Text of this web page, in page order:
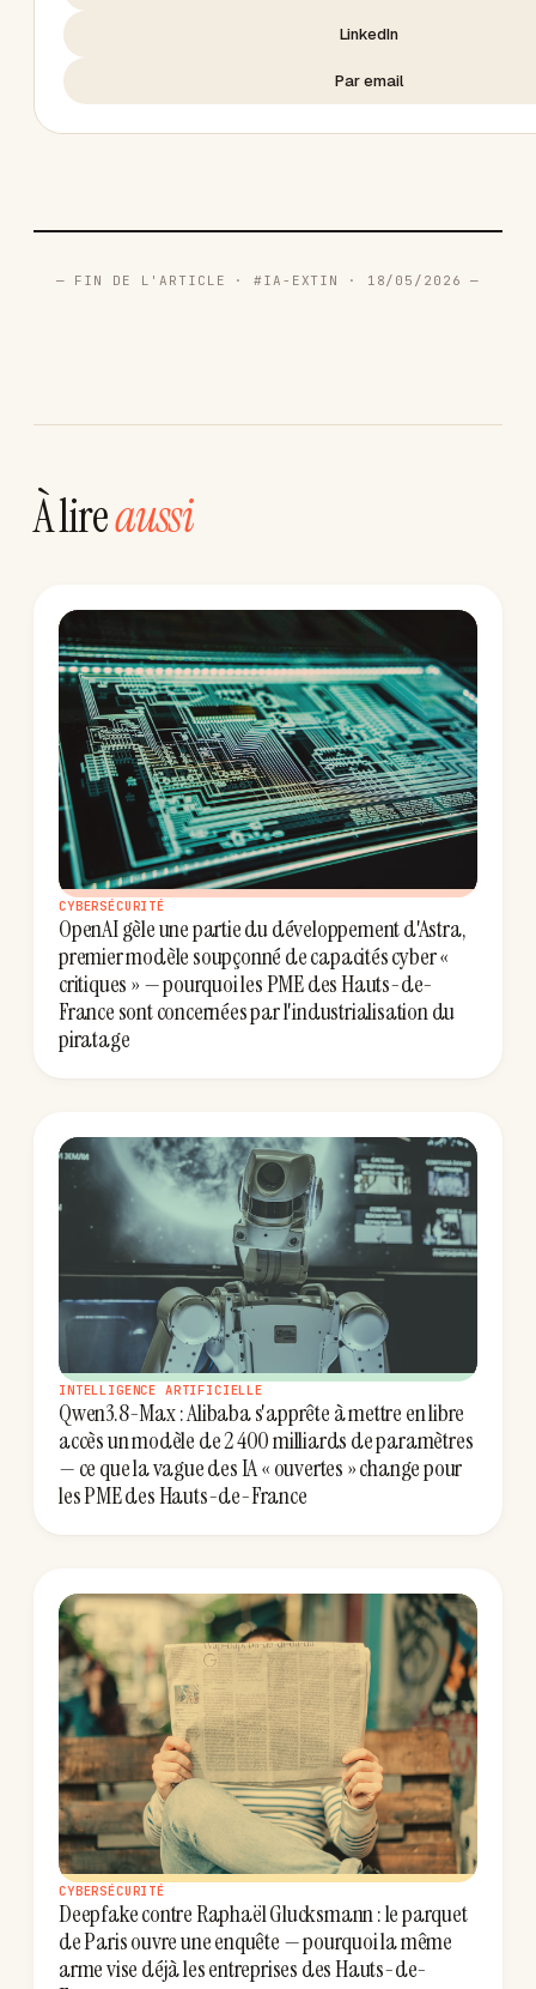
LinkedIn
Par email
— FIN DE L'ARTICLE · #IA-EXTIN · 18/05/2026 —
À lireaussi
CYBERSÉCURITÉ
OpenAI gèle une partie du développement d'Astra,
premier modèle soupçonné de capacités cyber «
critiques » — pourquoi les PME des Hauts-de-
France sont concernées par l'industrialisation du
piratage
INTELLIGENCE ARTIFICIELLE
Qwen3.8-Max : Alibaba s'apprête à mettre en libre
accès un modèle de 2 400 milliards de paramètres
— ce que la vague des IA « ouvertes » change pour
les PME des Hauts-de-France
CYBERSÉCURITÉ
Deepfake contre Raphaël Glucksmann : le parquet
de Paris ouvre une enquête — pourquoi la même
arme vise déjà les entreprises des Hauts-de-